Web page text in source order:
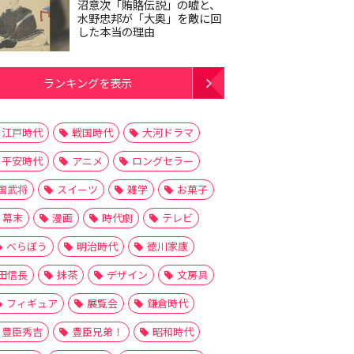
沼意次「賄賂伝説」の嘘と、
水野忠邦が「大奥」を敵に回
した本当の理由
ランキングを表示
江戸時代 戦国時代
大河ドラマ
平安時代
アニメ
ロングセラー
武将
スイーツ 雑学
お菓子
幕末
漫画 時代劇
テレビ
べらぼう
明治時代
徳川家康
信長
抹茶 デザイン
文房具
フィギュア
展覧会
鎌倉時代
豊臣秀吉
豊臣兄弟！
昭和時代